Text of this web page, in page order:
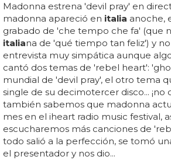
Madonna estrena 'devil pray' en
madonna apareció en italia anoche,
grabado de 'che tempo che fa' (que
italiana de 'qué tiempo tan feliz') y
entrevista muy simpática aunque
cantó dos temas de 'rebel heart':
mundial de 'devil pray', el otro tema
single de su decimotercer disco... ¡no
también sabemos que madonna
mes en el iheart radio music festival,
escucharemos más canciones de
todo salió a la perfección, se tomó
el presentador y nos dio...